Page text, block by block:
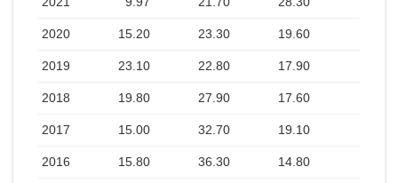
2020 15.20 23.30 19.60
2019 23.10 22.80 17.90
2018 19.80 27.90 17.60
2017 15.00 32.70 19.10
2016 15.80 36.30 14.80